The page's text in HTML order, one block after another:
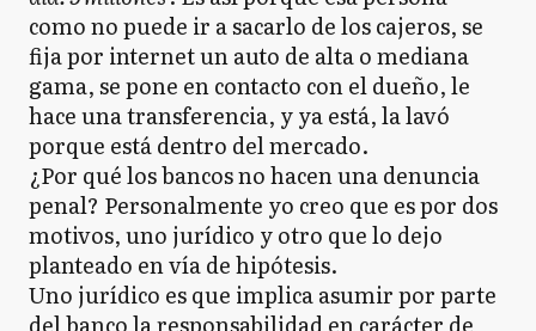
como no puede ir a sacarlo de los cajeros, se
fija por internet un auto de alta o mediana
gama, se pone en contacto con el dueño, le
hace una transferencia, y ya está, la lavó
porque está dentro del mercado.
¿Por qué los bancos no hacen una denuncia
penal? Personalmente yo creo que es por dos
motivos, uno jurídico y otro que lo dejo
planteado en vía de hipótesis.
Uno jurídico es que implica asumir por parte
del banco la responsabilidad en carácter de